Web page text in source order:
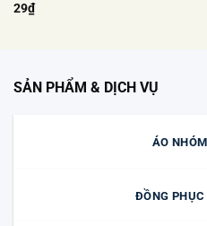
Được xếp
29₫
SẢN PHẨM & DỊCH VỤ
ÁO
ĐỒNG